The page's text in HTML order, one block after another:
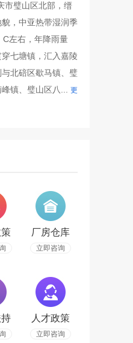
市璧山区北部，缙
，中亚热带湿润季
C左右，年降雨量
七塘镇，汇入嘉陵
北碚区歇马镇、璧
镇、璧山区八... 更
厂房仓库
立即咨询
人才政策
立即咨询